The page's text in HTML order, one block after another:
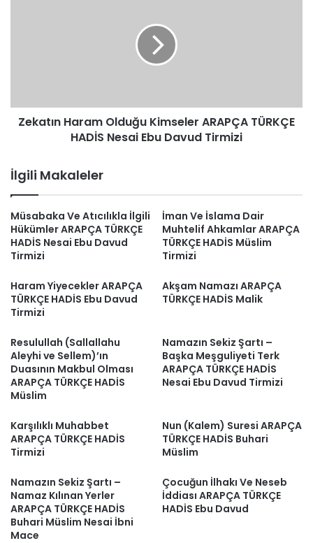
Ebu
Davud
Zekatın Haram Olduğu Kimseler ARAPÇA TÜRKÇE
HADİS Nesai Ebu Davud Tirmizi
İlgili Makaleler
Müsabaka Ve Atıcılıkla İlgili
Hükümler ARAPÇA TÜRKÇE
HADİS Nesai Ebu Davud
Tirmizi
İman Ve İslama Dair
Muhtelif Ahkamlar ARAPÇA
TÜRKÇE HADİS Müslim
Tirmizi
Haram Yiyecekler ARAPÇA
TÜRKÇE HADİS Ebu Davud
Tirmizi
Akşam Namazı ARAPÇA
TÜRKÇE HADİS Malik
Resulullah (Sallallahu
Aleyhi ve Sellem)’ın
Duasının Makbul Olması
ARAPÇA TÜRKÇE HADİS
Müslim
Namazın Sekiz Şartı –
Başka Meşguliyeti Terk
ARAPÇA TÜRKÇE HADİS
Nesai Ebu Davud Tirmizi
Karşılıklı Muhabbet
ARAPÇA TÜRKÇE HADİS
Tirmizi
Nun (Kalem) Suresi ARAPÇA
TÜRKÇE HADİS Buhari
Müslim
Namazın Sekiz Şartı –
Namaz Kılınan Yerler
ARAPÇA TÜRKÇE HADİS
Buhari Müslim Nesai İbni
Mace
Çocuğun İlhakı Ve Neseb
İddiası ARAPÇA TÜRKÇE
HADİS Ebu Davud